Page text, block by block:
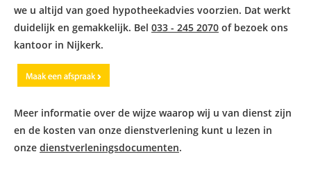
we u altijd van goed hypotheekadvies voorzien. Dat werkt
duidelijk en gemakkelijk. Bel 033 - 245 2070 of bezoek ons
kantoor in Nijkerk.
Meer informatie over de wijze waarop wij u van dienst zijn
en de kosten van onze dienstverlening kunt u lezen in
onze dienstverleningsdocumenten.